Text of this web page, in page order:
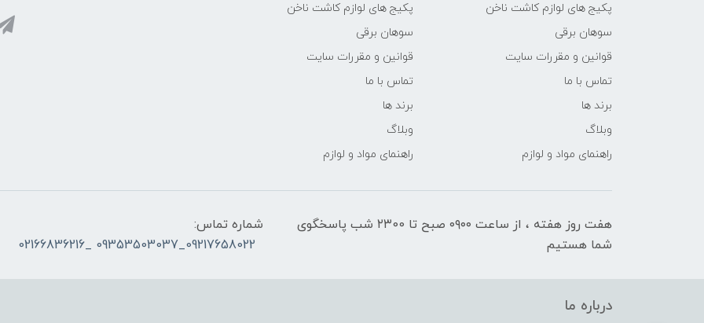
پکیج های لوازم کاشت ناخن
سوهان برقی
قوانین و مقررات سایت
تماس با ما
برند ها
وبلاگ
راهنمای مواد و لوازم
پکیج های لوازم کاشت ناخن
سوهان برقی
قوانین و مقررات سایت
تماس با ما
برند ها
وبلاگ
راهنمای مواد و لوازم
هفت روز هفته ، از ساعت ۰۹۰۰ صبح تا ۲۳00 شب پاسخگوی
شما هستیم
شماره تماس:
09217658022_09353503037 _02166836216
درباره ما